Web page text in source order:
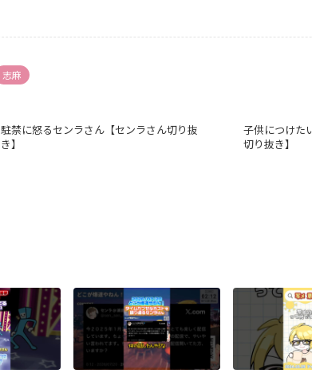
志麻
駐禁に怒るセンラさん【センラさん切り抜
き】
子供につけた
切り抜き】